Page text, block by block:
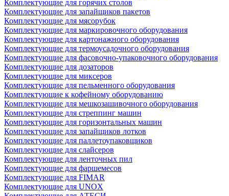
Комплектующие для горячих столов
Комплектующие для запайщиков пакетов
Комплектующие для мясорубок
Комплектующие для маркировочного оборудования
Комплектующие для картонажного оборудования
Комплектующие для термоусадочного оборудования
Комплектующие для фасовочно-упаковочного оборудования
Комплектующие для дозаторов
Комплектующие для миксеров
Комплектующие для пельменного оборудования
Комплектующие к кофейному оборудованию
Комплектующие для мешкозашивочного оборудования
Комплектующие для стреппинг машин
Комплектующие для горизонтальных машин
Комплектующие для запайщиков лотков
Комплектующие для паллетоупаковщиков
Комплектующие для слайсеров
Комплектующие для ленточных пил
Комплектующие для фаршемесов
Комплектующие для FIMAR
Комплектующие для UNOX